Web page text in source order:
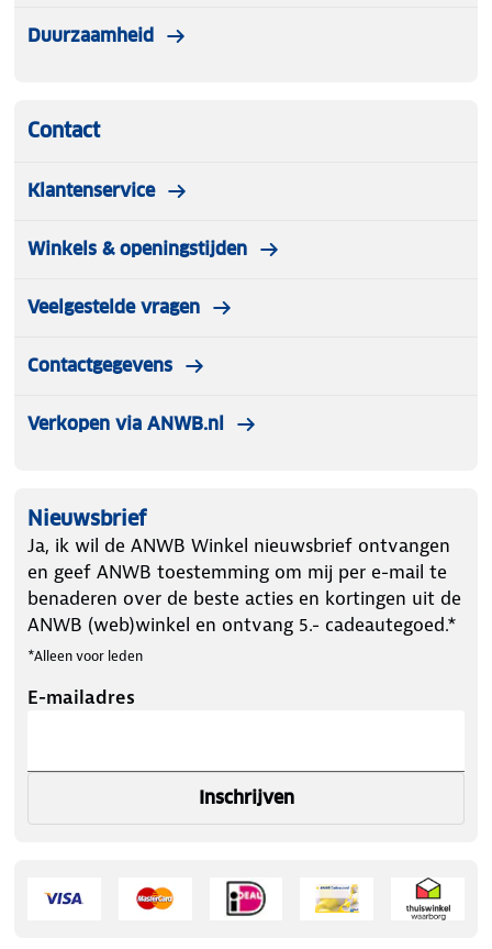
Duurzaamheid
Contact
Klantenservice
Winkels & openingstijden
Veelgestelde vragen
Contactgegevens
Verkopen via ANWB.nl
Nieuwsbrief
Ja, ik wil de ANWB Winkel nieuwsbrief ontvangen
en geef ANWB toestemming om mij per e-mail te
benaderen over de beste acties en kortingen uit de
ANWB (web)winkel en ontvang 5.- cadeautegoed.*
*Alleen voor leden
E-mailadres
Inschrijven